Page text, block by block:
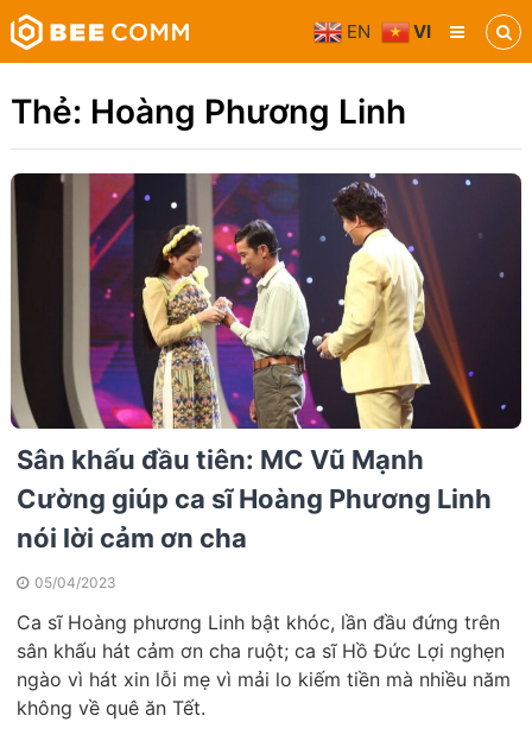
Skip
to
content
Bee
Comm
Truyền
thông
tiện
Thẻ: Hoàng Phương Linh
Sân khấu đầu tiên: MC Vũ Mạnh
Cường giúp ca sĩ Hoàng Phương Linh
nói lời cảm ơn cha
05/04/2023
Ca sĩ Hoàng phương Linh bật khóc, lần đầu đứng trên
sân khấu hát cảm ơn cha ruột; ca sĩ Hồ Đức Lợi nghẹn
ngào vì hát xin lỗi mẹ vì mải lo kiếm tiền mà nhiều năm
không về quê ăn Tết.
EN VI